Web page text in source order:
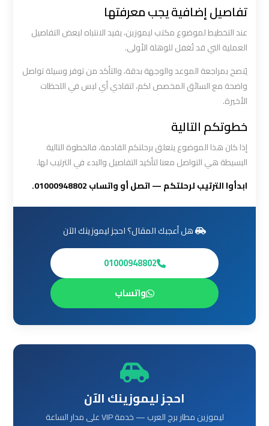
تفاصيل إضافية يجب معرفتها
عند التخطيط لموضوع مكتب ليموزين، يفيد الانتباه لبعض التفاصيل
العملية التي قد تُغفل للوهلة الأولى.
يُنصح بمراجعة الموعد والوجهة بدقة، والتأكد من توفر وسيلة تواصل
واضحة مع السائق المخصص لكم، لتفادي أي لبس في اللحظات
الأخيرة.
خطوتكم التالية
إذا كان هذا الموضوع يتعلق برحلتكم القادمة، فالخطوة التالية
البسيطة هي التواصل معنا لتأكيد التفاصيل والبدء في الترتيب لها.
ابدأوا الترتيب لرحلتكم — اتصل أو واتساب 01000948802.
هل أعجبك المقال؟ احجز ليموزينك الآن
01000948802
واتساب
احجز ليموزينك الآن
ليموزين مطار برج العرب — خدمة VIP على مدار الساعة
ليموزين
توصيل
المطار
ليموزين
ليموزين
أسعار
ليموزين
القاهرة